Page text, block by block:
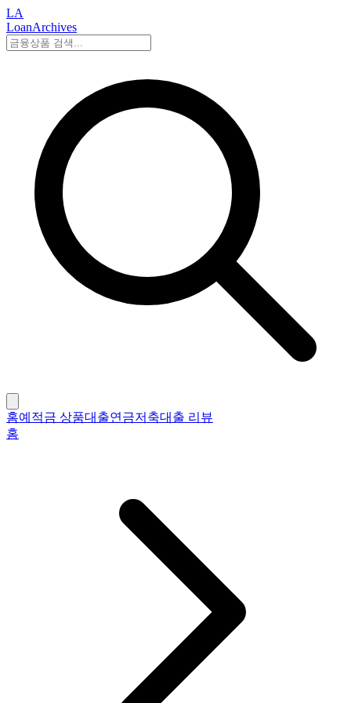
LA
LoanArchives
홈예적금 상품대출연금저축대출 리뷰
홈